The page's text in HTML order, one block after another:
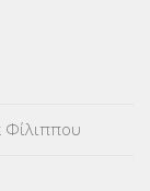
Φίλιππου